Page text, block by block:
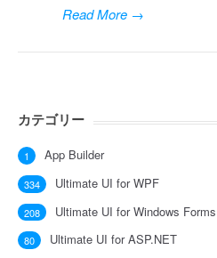
Read More →
カテゴリー
App Builder
1
Ultimate UI for WPF
334
Ultimate UI for Windows Forms
208
Ultimate UI for ASP.NET
80